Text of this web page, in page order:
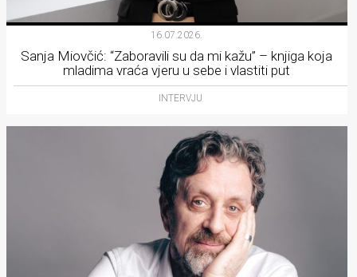
16.07.2026.
Sanja Miovčić: “Zaboravili su da mi kažu” – knjiga koja
mladima vraća vjeru u sebe i vlastiti put
INTERVJU